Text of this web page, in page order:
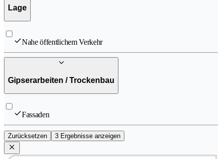
Lage
Nahe öffentlichem Verkehr
Gipserarbeiten / Trockenbau
Fassaden
Zurücksetzen 3 Ergebnisse anzeigen